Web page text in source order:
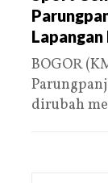
BOGOR
dirubah